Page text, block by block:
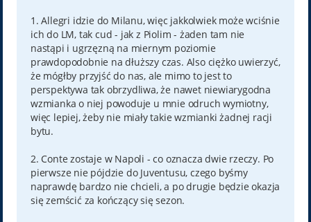
1. Allegri idzie do Milanu, więc jakkolwiek może wciśnie
ich do LM, tak cud - jak z Piolim - żaden tam nie
nastąpi i ugrzęzną na miernym poziomie
prawdopodobnie na dłuższy czas. Also ciężko uwierzyć,
że mógłby przyjść do nas, ale mimo to jest to
perspektywa tak obrzydliwa, że nawet niewiarygodna
wzmianka o niej powoduje u mnie odruch wymiotny,
więc lepiej, żeby nie miały takie wzmianki żadnej racji
bytu.
2. Conte zostaje w Napoli - co oznacza dwie rzeczy. Po
pierwsze nie pójdzie do Juventusu, czego byśmy
naprawdę bardzo nie chcieli, a po drugie będzie okazja
się zemścić za kończący się sezon.